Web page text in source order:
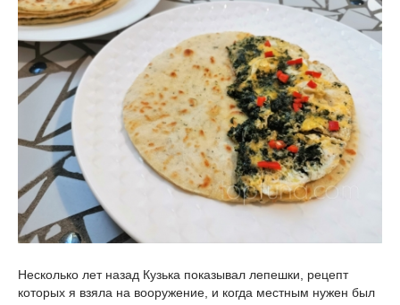
Несколько лет назад Кузька показывал лепешки, рецепт
которых я взяла на вооружение, и когда местным нужен был